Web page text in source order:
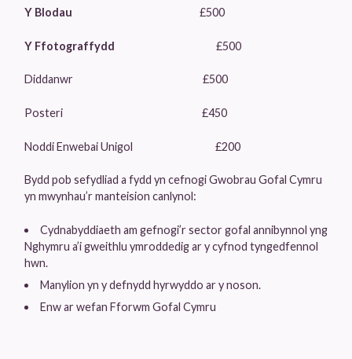
Y Blodau £500
Y Ffotograffydd £500
Diddanwr £500
Posteri £450
Noddi Enwebai Unigol £200
Bydd pob sefydliad a fydd yn cefnogi Gwobrau Gofal Cymru
yn mwynhau’r manteision canlynol:
Cydnabyddiaeth am gefnogi’r sector gofal annibynnol yng
Nghymru a’i gweithlu ymroddedig ar y cyfnod tyngedfennol
hwn.
Manylion yn y defnydd hyrwyddo ar y noson.
Enw ar wefan Fforwm Gofal Cymru